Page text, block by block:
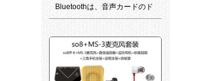
Bluetoothは、音声カードのド
ゥのマイクを内蔵していま
てて生放送します。コーデュ
ンサーのスピリットとスカー
の一体のスピリットカードK歌
宝高级灰です。